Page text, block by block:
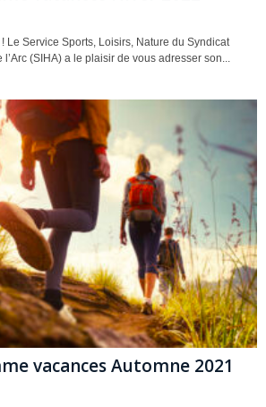
Le Service Sports, Loisirs, Nature du Syndicat
l’Arc (SIHA) a le plaisir de vous adresser son...
vacances Automne 2021